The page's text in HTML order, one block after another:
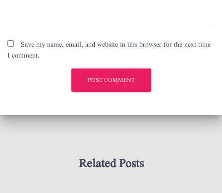
Save my name, email, and website in this browser for the next time
I comment.
Related Posts